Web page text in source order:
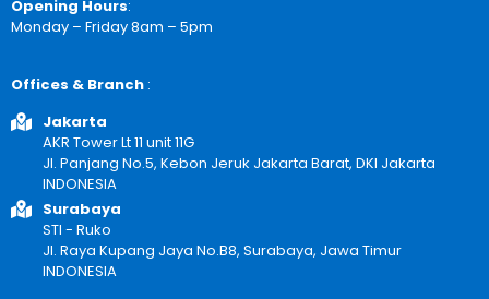
Opening Hours:
Monday – Friday 8am – 5pm
Offices & Branch :
Jakarta
AKR Tower Lt 11 unit 11G
Jl. Panjang No.5, Kebon Jeruk Jakarta Barat, DKI Jakarta
INDONESIA
Surabaya
STI - Ruko
Jl. Raya Kupang Jaya No.B8, Surabaya, Jawa Timur
INDONESIA